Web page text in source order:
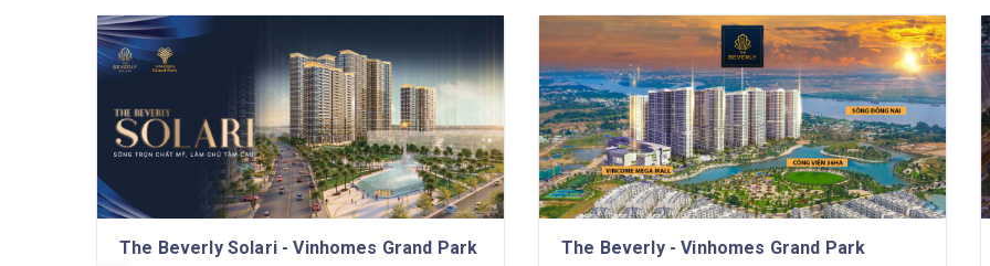
The Beverly Solari - Vinhomes Grand Park The Beverly - Vinhomes Grand Park